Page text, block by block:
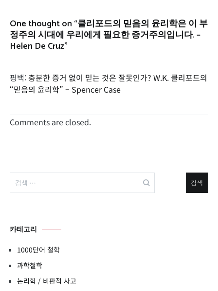
One thought on “클리포드의 믿음의 윤리학은 이 부
정주의 시대에 우리에게 필요한 증거주의입니다. –
Helen De Cruz”
핑백:충분한 증거 없이 믿는 것은 잘못인가? W.K. 클리포드의
“믿음의 윤리학” – Spencer Case
Comments are closed.
검
색:
카테고리
1000단어 철학
과학철학
논리학 / 비판적 사고